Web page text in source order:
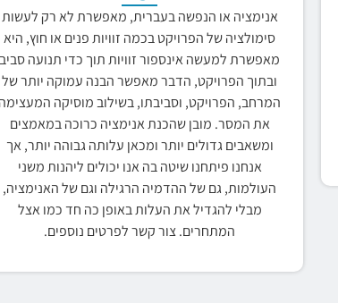
אנימציה או הנפשה בעברית, מאפשרת לא רק לעשות
סימולציה של הפרויקט בכמה זוויות פנים או חוץ, היא
מאפשרת למעשה אינספור זוויות תוך כדי תנועה סביב
ובתוך הפרויקט, הדבר מאפשר הבנה עמוקה יותר של
המרחב, הפרויקט, וסביבתו, בשילוב מוסיקה המעצימה
את המסר. מובן שהכנת אנימציה כרוכה במאמצים
ומשאבים גדולים יותר ומכאן עלותה גבוהה יותר, אך
אנחנו פיתחנו שיטה בה אנו יכולים ליהנות משני
העולמות, גם של ההדמיה הרגילה וגם של האנימציה,
מבלי להגדיל את העלות באופן כה חד כמו אצל
המתחרים. צור קשר לפרטים נוספים.